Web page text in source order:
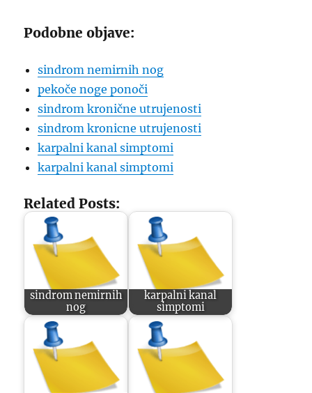
Podobne objave:
sindrom nemirnih nog
pekoče noge ponoči
sindrom kronične utrujenosti
sindrom kronicne utrujenosti
karpalni kanal simptomi
karpalni kanal simptomi
Related Posts:
sindrom nemirnih
nog
karpalni kanal
simptomi